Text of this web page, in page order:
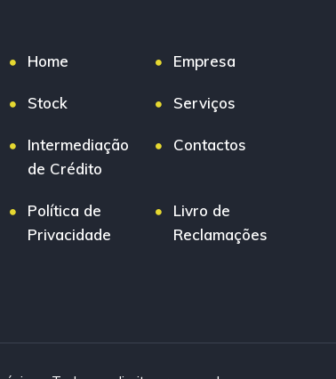
Home Empresa
Stock Serviços
Intermediação
de Crédito
Contactos
Política de
Privacidade
Livro de
Reclamações